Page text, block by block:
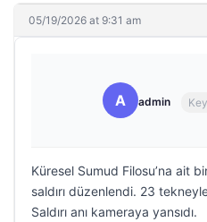
05/19/2026 at 9:31 am
A admin
Küresel Sumud Filosu’na ait
saldırı düzenlendi. 23
Saldırı anı kameraya yansıdı.